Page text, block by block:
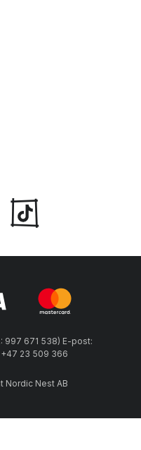
997 671 538) E-post:
23 509 366
Nordic Nest AB